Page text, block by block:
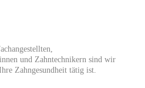
und Zahntechnikern sind wir
Zahngesundheit tätig ist.